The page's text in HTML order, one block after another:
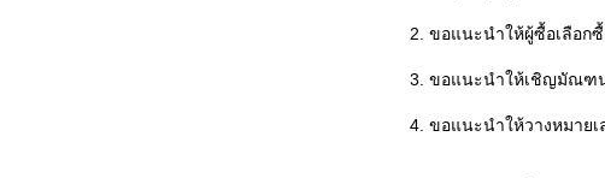
2. ขอแนะนำให้ผู้ซื้อเลือก
3. ขอแนะนำให้เชิญมัณฑ
4. ขอแนะนำให้วางหมาย